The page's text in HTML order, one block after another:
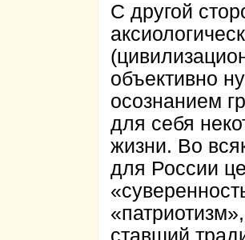
С другой
объективно
осознанием
для себя
жизни. Во
для России
ставший